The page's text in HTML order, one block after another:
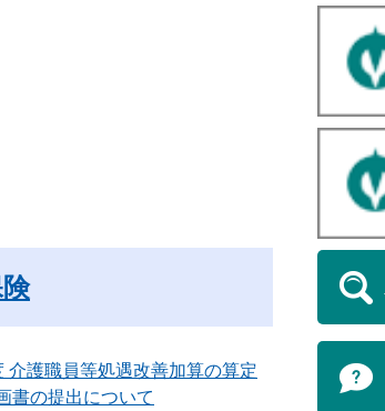
介護職員等処遇改善加算の算定
書の提出について